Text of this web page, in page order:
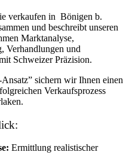
verkaufen in Bönigen b.
und beschreibt unseren
Marktanalyse,
Verhandlungen und
Schweizer Präzision.
sichern wir Ihnen einen
Verkaufsprozess
Ermittlung realistischer